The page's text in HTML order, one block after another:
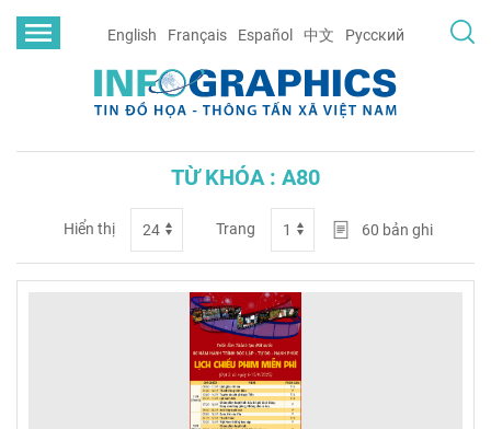
English Français Español 中文 Русский
TỪ KHÓA : A80
Hiển thị Trang 60 bản ghi